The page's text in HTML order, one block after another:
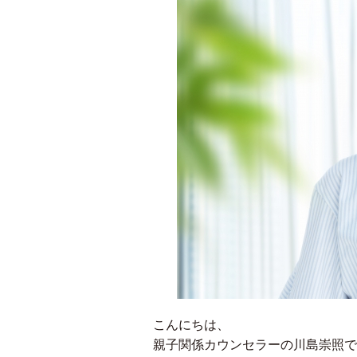
こんにちは、
親子関係カウンセラーの川島崇照